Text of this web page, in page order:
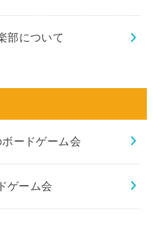
部について
ボードゲーム会
ゲーム会